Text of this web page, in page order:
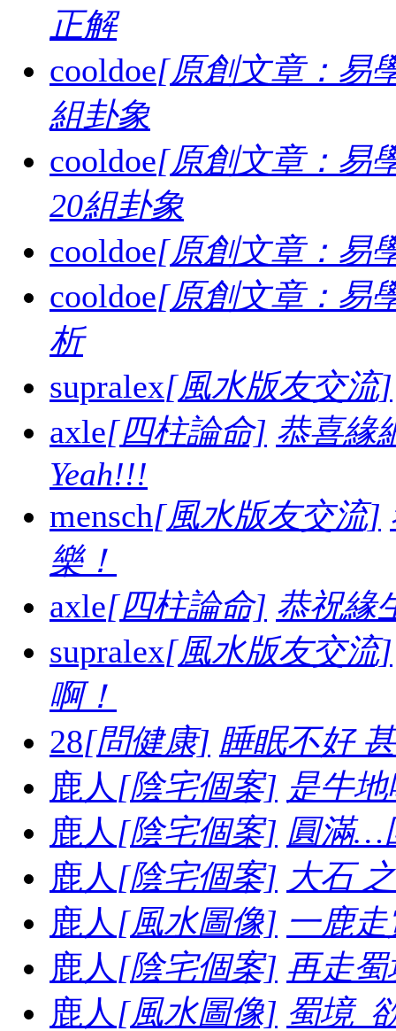
正解
cooldoe[原創文章：易
組卦象
cooldoe[原創文章：易
20組卦象
cooldoe[原創文章：易
cooldoe[原創文章：易
析
supralex[風水版友交流]
axle[四柱論命] 恭喜緣
Yeah!!!
mensch[風水版友交流]
樂！
axle[四柱論命] 恭祝緣
supralex[風水版友交流]
啊！
28[問健康] 睡眠不好
鹿人 [陰宅個案] 是牛
鹿人 [陰宅個案] 圓滿…
鹿人 [陰宅個案] 大石
鹿人 [風水圖像] 一鹿
鹿人 [陰宅個案] 再走
鹿人 [風水圖像] 蜀境_